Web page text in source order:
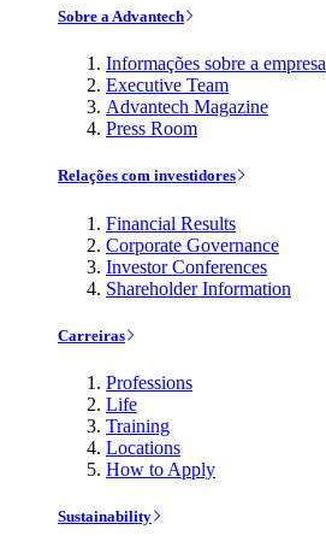
Sobre a Advantech
Informações sobre a empresa
Executive Team
Advantech Magazine
Press Room
Relações com investidores
Financial Results
Corporate Governance
Investor Conferences
Shareholder Information
Carreiras
Professions
Life
Training
Locations
How to Apply
Sustainability